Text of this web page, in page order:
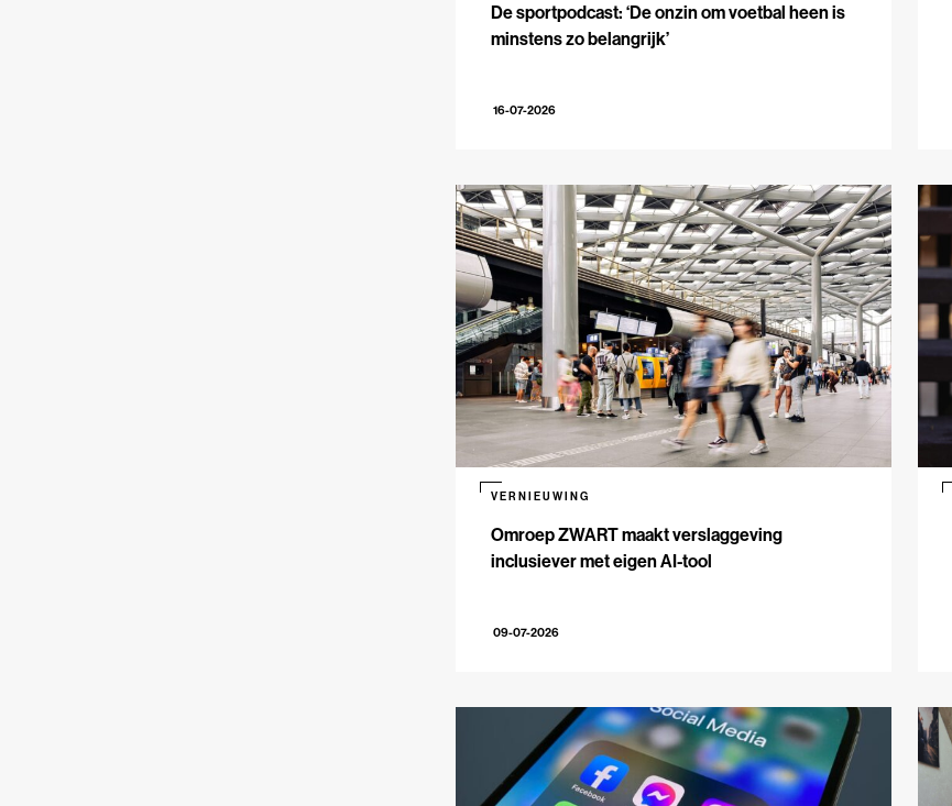
De sportpodcast: ‘De onzin om voetbal heen is
minstens zo belangrijk’
16-07-2026
Omroep ZWART maakt verslaggeving
inclusiever met eigen AI-tool
VERNIEUWING
09-07-2026